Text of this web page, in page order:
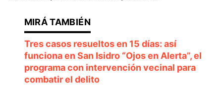
Tres casos resueltos en 15 días: así
funciona en San Isidro “Ojos en Alerta”, el
programa con intervención vecinal para
combatir el delito